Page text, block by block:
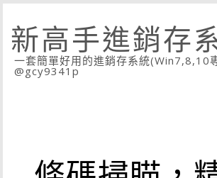
新高手進銷存
一套簡單好用的進銷存系統(Win7,8,10
@gcy9341p